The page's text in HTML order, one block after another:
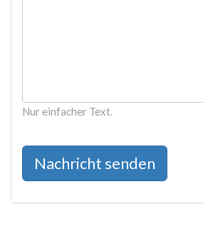
Nur einfacher Text.